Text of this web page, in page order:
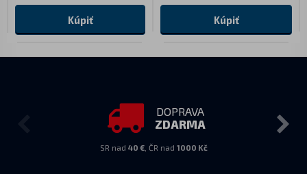
Kúpiť Kúpiť
DOPRAVA
ZDARMA
SR nad 40 €, ČR nad 1000 Kč